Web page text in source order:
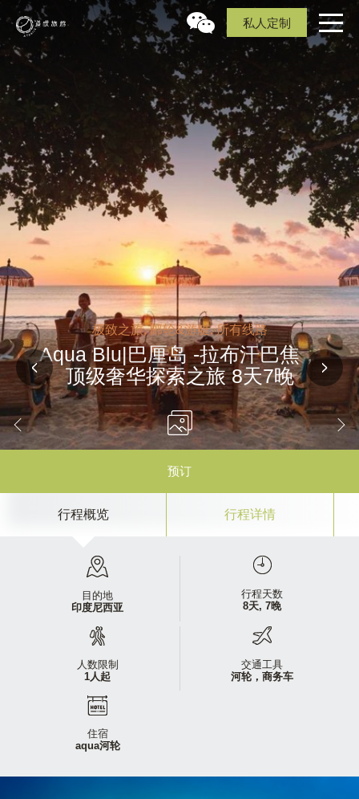
私人定制
极致之旅, 邮轮&游艇, 所有线路
Aqua Blu|巴厘岛 -拉布汗巴焦，
顶级奢华探索之旅 8天7晚
行程概览 行程详情
预订
目的地
印度尼西亚
行程天数
8天, 7晚
人数限制
1人起
交通工具
河轮，商务车
住宿
aqua河轮